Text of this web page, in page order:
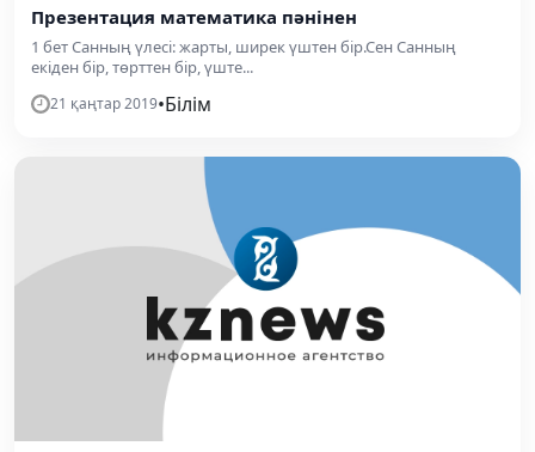
Презентация математика пәнінен
1 бет Санның үлесі: жарты, ширек үштен бір.Сен Санның
екіден бір, төрттен бір, үште...
21 қаңтар 2019•Білім